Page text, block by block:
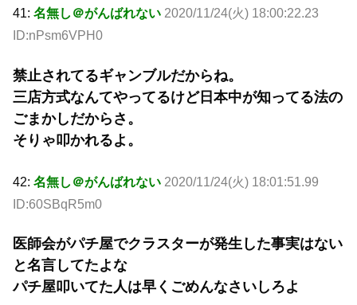
41: 名無し＠がんばれない 2020/11/24(火) 18:00:22.23
ID:nPsm6VPH0
禁止されてるギャンブルだからね。
三店方式なんてやってるけど日本中が知ってる法の
ごまかしだからさ。
そりゃ叩かれるよ。
42: 名無し＠がんばれない 2020/11/24(火) 18:01:51.99
ID:60SBqR5m0
医師会がパチ屋でクラスターが発生した事実はない
と名言してたよな
パチ屋叩いてた人は早くごめんなさいしろよ